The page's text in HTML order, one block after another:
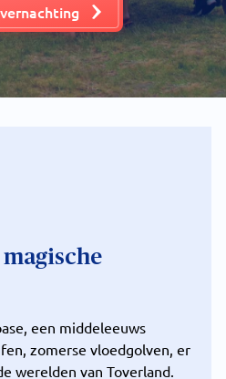
een middeleeuws
zomerse vloedgolven, er
werelden van Toverland.